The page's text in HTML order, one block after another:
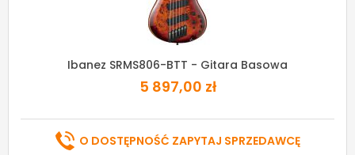
Ibanez SRMS806-BTT - Gitara Basowa
5 897,00 zł
O DOSTĘPNOŚĆ ZAPYTAJ SPRZEDAWCĘ